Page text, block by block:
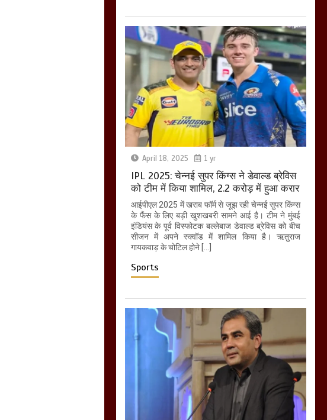
April 18, 2025 1 yr
IPL 2025: चेन्नई सुपर किंग्स ने डेवाल्ड ब्रेविस
को टीम में किया शामिल, 2.2 करोड़ में हुआ करार
आईपीएल 2025 में खराब फॉर्म से जूझ रही चेन्नई सुपर किंग्स
के फैंस के लिए बड़ी खुशखबरी सामने आई है। टीम ने मुंबई
इंडियंस के पूर्व विस्फोटक बल्लेबाज डेवाल्ड ब्रेविस को बीच
सीजन में अपने स्क्वॉड में शामिल किया है। ऋतुराज
गायकवाड़ के चोटिल होने […]
Sports